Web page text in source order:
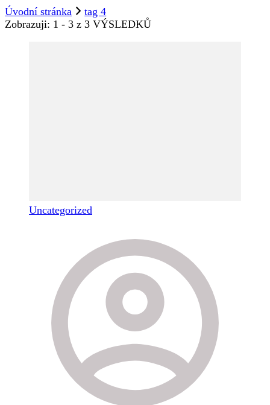
Úvodní stránka
tag 4
Zobrazuji: 1 - 3 z 3 VÝSLEDKŮ
Uncategorized